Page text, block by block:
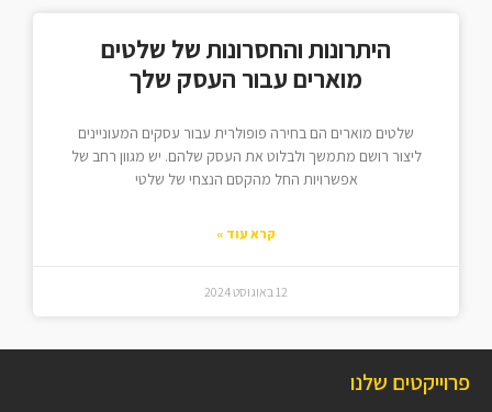
היתרונות והחסרונות של שלטים
מוארים עבור העסק שלך
שלטים מוארים הם בחירה פופולרית עבור עסקים המעוניינים
ליצור רושם מתמשך ולבלוט את העסק שלהם. יש מגוון רחב של
אפשרויות החל מהקסם הנצחי של שלטי
קרא עוד »
12 באוגוסט 2024
פרוייקטים שלנו